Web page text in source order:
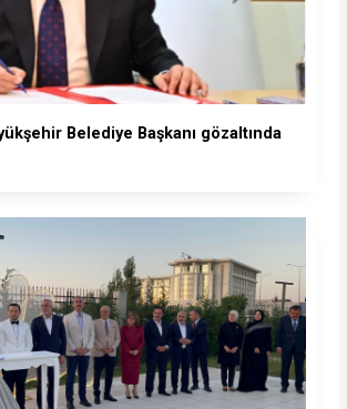
Belediye Başkanı gözaltında